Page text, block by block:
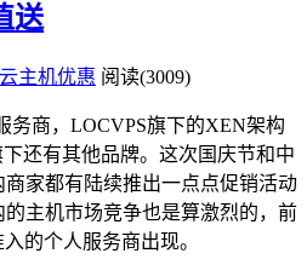
送
云主机优惠 阅读(3009)
务商，LOCVPS旗下的XEN架构
还有其他品牌。这次国庆节和中
家都有陆续推出一点点促销活动
主机市场竞争也是算激烈的，前
的个人服务商出现。